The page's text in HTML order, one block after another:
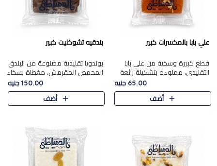
علي بابا بالمكسرات كبير
قطع كبيرة وسخية من علي بابا
التقليدي، مملوءة بتشكيلة رائعة
من المكسرات المحمصة المحمرة.
65.00 جنيه
أضف
بندقيه تشوكليت كبير
بوندويا تقليدية مصنوعة من البندق
المحمص المقرمش، مغطاة بسخاء
بشوكولاتة فاخرة غنية لتحقيق
التوازن المثالي بين قوام القرمشة
ونكهة الشوكولاتة ا..
150.00 جنيه
أضف